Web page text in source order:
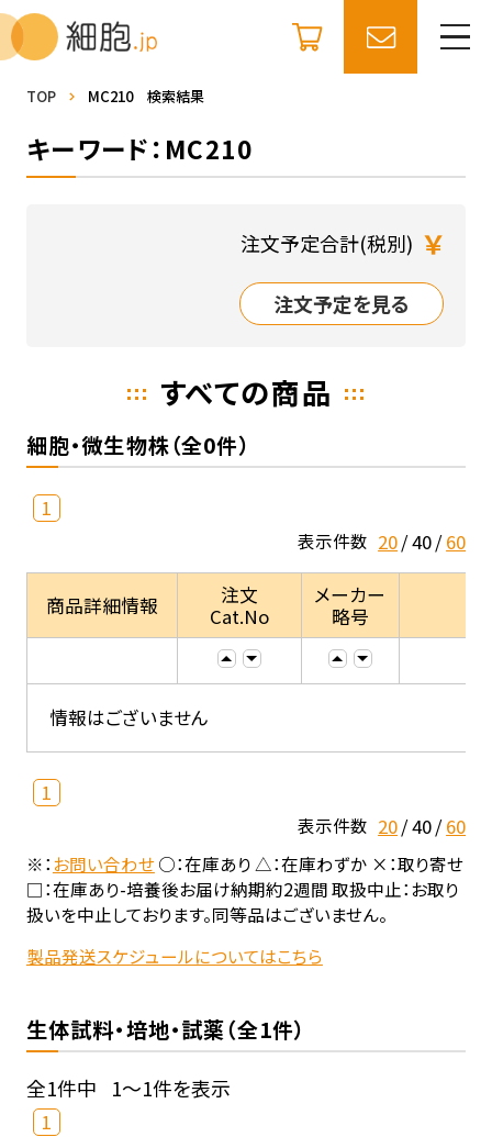
TOP MC210 検索結果
キーワード：MC210
注文予定合計(税別) ￥
注文予定を見る
すべての商品
細胞・微生物株（全0件）
1
表示件数 20 40 60
商品詳細情報
注文
Cat.No
メーカー
略号
情報はございません
1
表示件数 20 40 60
※：お問い合わせ○：在庫あり △：在庫わずか ×：取り寄せ
□：在庫あり-培養後お届け納期約2週間 取扱中止：お取り
扱いを中止しております。同等品はございません。
製品発送スケジュールについてはこちら
生体試料・培地・試薬（全1件）
全1件中 1～1件を表示
1